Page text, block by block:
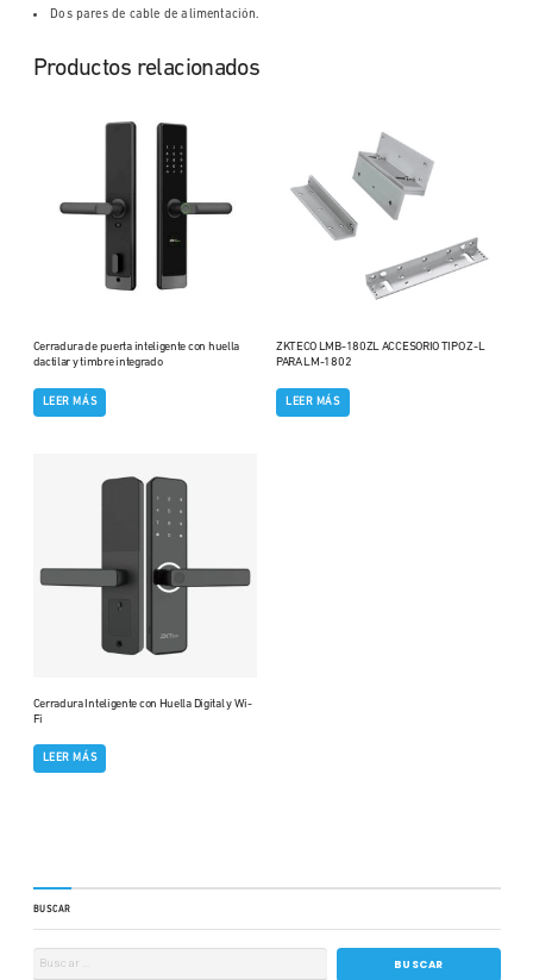
Dos pares de cable de alimentación.
Productos relacionados
Cerradura de puerta inteligente con huella
dactilar y timbre integrado
LEER MÁS
ZKTECO LMB-180ZL ACCESORIO TIPO Z-L
PARA LM-1802
LEER MÁS
Cerradura Inteligente con Huella Digital y Wi-
Fi
LEER MÁS
BUSCAR